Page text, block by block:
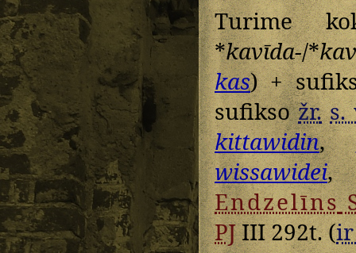
Turime
*kavīda-/*
kas) +
sufiksožr. s.
kittawidin,
wissawidei
Endzelīns
PJIII 292t. (ir